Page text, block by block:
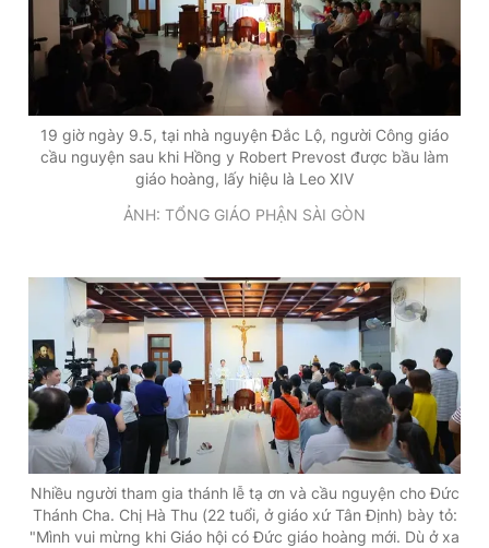
19 giờ ngày 9.5, tại nhà nguyện Đắc Lộ, người Công giáo
cầu nguyện sau khi Hồng y Robert Prevost được bầu làm
giáo hoàng, lấy hiệu là Leo XIV
ẢNH: TỔNG GIÁO PHẬN SÀI GÒN
Nhiều người tham gia thánh lễ tạ ơn và cầu nguyện cho Đức
Thánh Cha. Chị Hà Thu (22 tuổi, ở giáo xứ Tân Định) bày tỏ:
"Mình vui mừng khi Giáo hội có Đức giáo hoàng mới. Dù ở xa